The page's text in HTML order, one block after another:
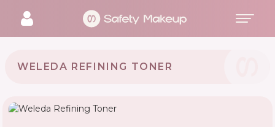
WELEDA REFINING TONER